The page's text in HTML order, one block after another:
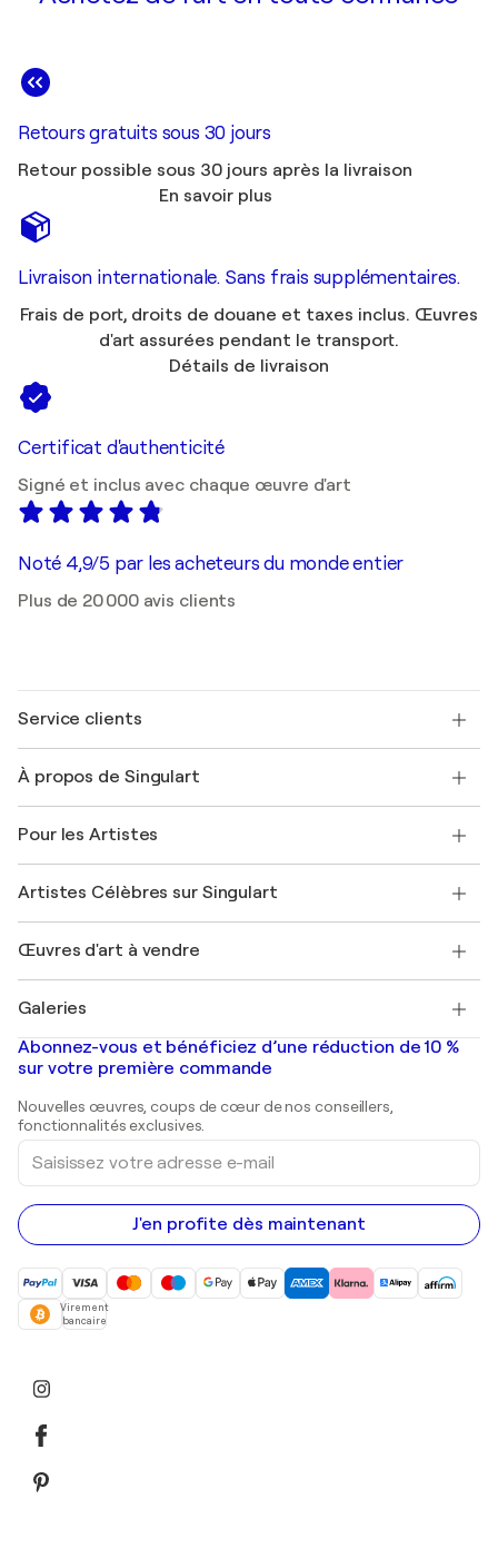
Retours gratuits sous 30 jours
Retour possible sous 30 jours après la livraison
En savoir plus
Livraison internationale. Sans frais supplémentaires.
Frais de port, droits de douane et taxes inclus. Œuvres
d'art assurées pendant le transport.
Détails de livraison
Certificat d'authenticité
Signé et inclus avec chaque œuvre d'art
Noté 4,9/5 par les acheteurs du monde entier
Plus de 20 000 avis clients
Service clients
Expédition
Offrir une carte cadeau
Rejoignez notre programme commercial
Mon compte
+33 1 76 44 06 42
À propos de Singulart
FAQ
Magazine Singulart
Emplois
Découvrez une sélection d'art original
Pour les Artistes
Se connecter en tant qu'Artiste
Artistes Célèbres sur Singulart
Marc Chagall
Banksy
Mr. Brainwash
Shepard Fairey
Œuvres d'art à vendre
Tableaux abstraits à vendre
Peintures de paysage
Estampes
Peintures acryliques
Galeries
Galeries d'art en France
Galeries d'art en Belgique
Abonnez-vous et bénéficiez d’une réduction de 10 %
sur votre première commande
Nouvelles œuvres, coups de cœur de nos conseillers,
fonctionnalités exclusives.
Saisissez
votre
adresse
e-
mail
J'en profite dès maintenant
Virement
bancaire